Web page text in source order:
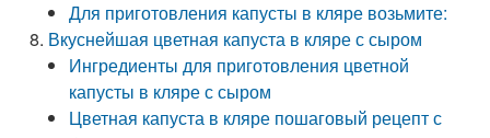
Для приготовления капусты в кляре возьмите:
Вкуснейшая цветная капуста в кляре с сыром
Ингредиенты для приготовления цветной
капусты в кляре с сыром
Цветная капуста в кляре пошаговый рецепт с